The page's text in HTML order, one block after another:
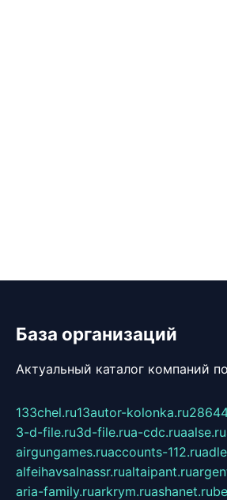
База организаций
Актуальный каталог компаний
133chel.ru13autor-kolonka.ru
3-d-file.ru3d-file.rua-cdc.ruaalse.ru
airgungames.ruaccounts-112.ru
alfeihavsalnassr.rualtaipant.ru
aria-family.ruarkrym.ruashanet.ru